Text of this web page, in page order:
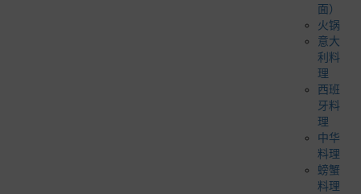
面）
火锅
意大
利料
理
西班
牙料
理
中华
料理
螃蟹
料理